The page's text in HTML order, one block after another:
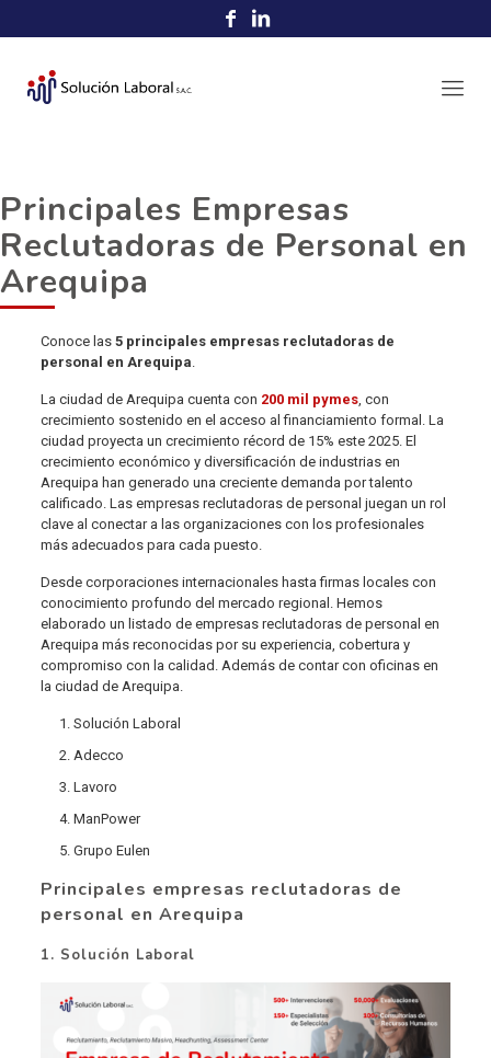
Principales Empresas
Reclutadoras de Personal en
Arequipa
Conoce las 5 principales empresas reclutadoras de
personal en Arequipa.
La ciudad de Arequipa cuenta con 200 mil pymes, con
crecimiento sostenido en el acceso al financiamiento formal. La
ciudad proyecta un crecimiento récord de 15% este 2025. El
crecimiento económico y diversificación de industrias en
Arequipa han generado una creciente demanda por talento
calificado. Las empresas reclutadoras de personal juegan un rol
clave al conectar a las organizaciones con los profesionales
más adecuados para cada puesto.
Desde corporaciones internacionales hasta firmas locales con
conocimiento profundo del mercado regional. Hemos
elaborado un listado de empresas reclutadoras de personal en
Arequipa más reconocidas por su experiencia, cobertura y
compromiso con la calidad. Además de contar con oficinas en
la ciudad de Arequipa.
Solución Laboral
Adecco
Lavoro
ManPower
Grupo Eulen
Principales empresas reclutadoras de
personal en Arequipa
1. Solución Laboral